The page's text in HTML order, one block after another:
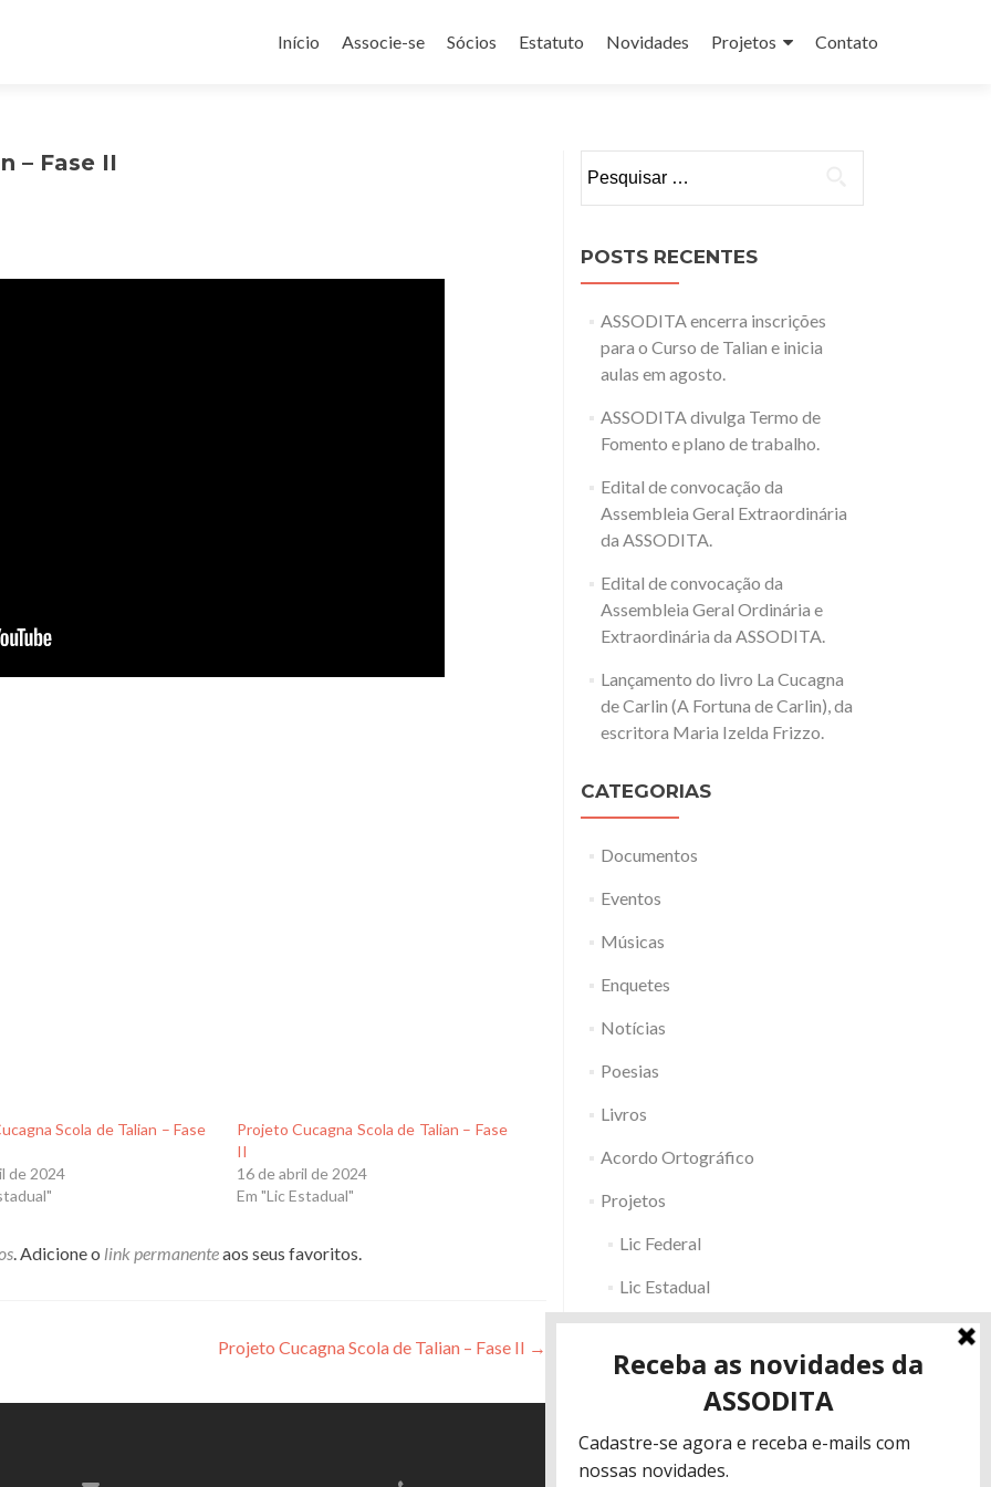
para
Início Associe-se Sócios Estatuto Novidades Projetos Contato
– Fase II
Scola de Talian – Fase
de 2024
Projeto Cucagna Scola de Talian – Fase
II
16 de abril de 2024
Em "Lic Estadual"
. Adicione o link permanenteaos seus favoritos.
Projeto Cucagna Scola de Talian – Fase II →
por:
POSTS RECENTES
ASSODITA encerra inscrições
para o Curso de Talian e inicia
aulas em agosto.
ASSODITA divulga Termo de
Fomento e plano de trabalho.
Edital de convocação da
Assembleia Geral Extraordinária
da ASSODITA.
Edital de convocação da
Assembleia Geral Ordinária e
Extraordinária da ASSODITA.
Lançamento do livro La Cucagna
de Carlin (A Fortuna de Carlin), da
escritora Maria Izelda Frizzo.
CATEGORIAS
Documentos
Eventos
Músicas
Enquetes
Notícias
Poesias
Livros
Acordo Ortográfico
Projetos
Lic Federal
Lic Estadual
Fac RS
Outros